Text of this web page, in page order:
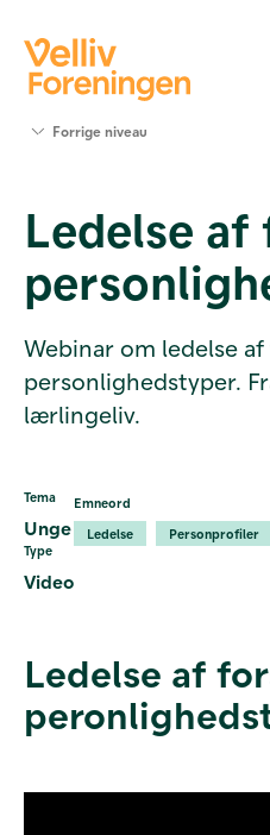
Værktøjer
og viden
Om Velliv
Foreningen
os
Forrige niveau
Ledelse
Webinar om ledelse
personlighedstyper.
lærlingeliv.
Tema
Unge
Type
Video
Emneord
Ledelse
Personprofiler
Ledelse af